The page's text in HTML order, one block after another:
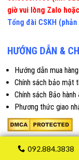
092.884.3838
giờ vui lòng Zalo
Tổng đài CSKH
HƯỚNG DẪN &
Hướng dẫn mua
Chính sách bảo mật
Chính sách Bảo
Phương thức giao